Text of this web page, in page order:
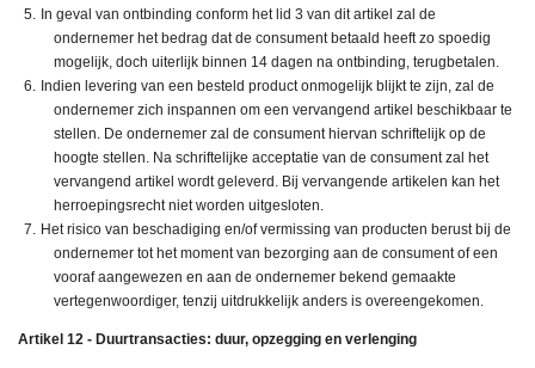
In geval van ontbinding conform het lid 3 van dit artikel zal de
ondernemer het bedrag dat de consument betaald heeft zo spoedig
mogelijk, doch uiterlijk binnen 14 dagen na ontbinding, terugbetalen.
Indien levering van een besteld product onmogelijk blijkt te zijn, zal de
ondernemer zich inspannen om een vervangend artikel beschikbaar te
stellen. De ondernemer zal de consument hiervan schriftelijk op de
hoogte stellen. Na schriftelijke acceptatie van de consument zal het
vervangend artikel wordt geleverd. Bij vervangende artikelen kan het
herroepingsrecht niet worden uitgesloten.
Het risico van beschadiging en/of vermissing van producten berust bij de
ondernemer tot het moment van bezorging aan de consument of een
vooraf aangewezen en aan de ondernemer bekend gemaakte
vertegenwoordiger, tenzij uitdrukkelijk anders is overeengekomen.
Artikel 12 - Duurtransacties: duur, opzegging en verlenging